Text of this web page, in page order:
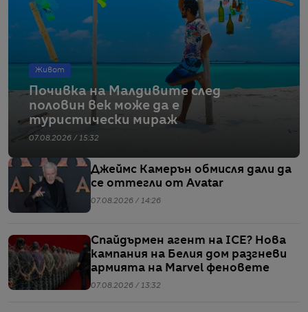
Живот
Почивка на Малдивите след
половин век може да е
туристически мираж
07.08.2026 / 15:32
Джеймс Камерън обмисля дали да
се оттегли от Avatar
07.08.2026 / 14:26
Спайдърмен агент на ICE? Нова
кампания на Белия дом разгневи
армията на Marvel феновете
07.08.2026 / 13:32